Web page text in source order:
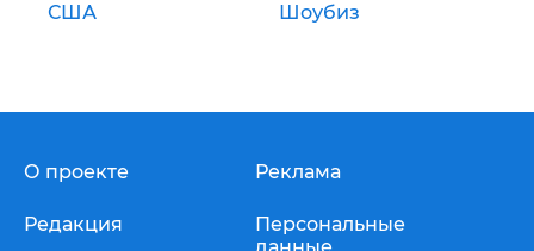
США Шоубиз
О проекте
Редакция
Реклама
Персональные